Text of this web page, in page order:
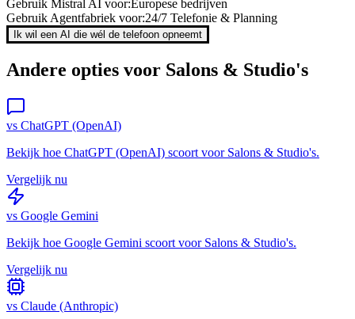
Gebruik Mistral AI voor:Europese bedrijven
Gebruik Agentfabriek voor:24/7 Telefonie & Planning
Ik wil een AI die wél de telefoon opneemt
Andere opties voor Salons & Studio's
vs ChatGPT (OpenAI)
Bekijk hoe ChatGPT (OpenAI) scoort voor Salons & Studio's.
Vergelijk nu
vs Google Gemini
Bekijk hoe Google Gemini scoort voor Salons & Studio's.
Vergelijk nu
vs Claude (Anthropic)